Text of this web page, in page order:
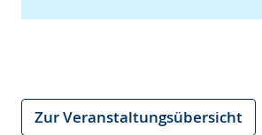
Zur Veranstaltungsübersicht